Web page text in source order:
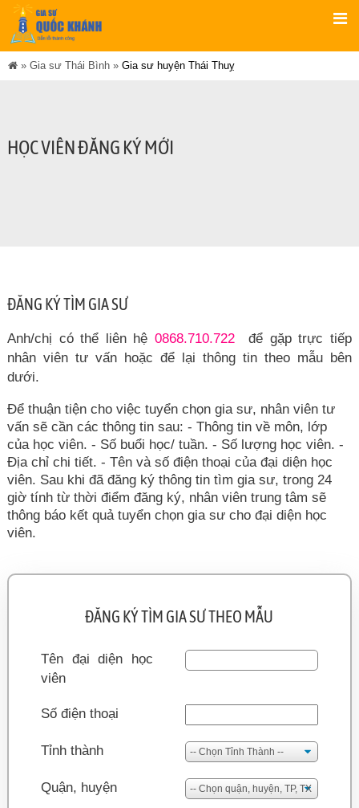
» Gia sư Thái Bình » Gia sư huyện Thái Thuỵ
HỌC VIÊN ĐĂNG KÝ MỚI
ĐĂNG KÝ TÌM GIA SƯ
Anh/chị có thể liên hệ 0868.710.722
để gặp trực tiếp
nhân viên tư vấn hoặc để lại thông tin theo mẫu bên
dưới.
Để thuận tiện cho việc tuyển chọn gia sư, nhân viên tư
vấn sẽ cần các thông tin sau: - Thông tin về môn, lớp
của học viên. - Số buổi học/ tuần. - Số lượng học viên. -
Địa chỉ chi tiết. - Tên và số điện thoại của đại diện học
viên. Sau khi đã đăng ký thông tin tìm gia sư, trong 24
giờ tính từ thời điểm đăng ký, nhân viên trung tâm sẽ
thông báo kết quả tuyển chọn gia sư cho đại diện học
viên.
ĐĂNG KÝ TÌM GIA SƯ THEO MẪU
Tên đại diện học
viên
Số điện thoại
Tỉnh thành
Quận, huyện